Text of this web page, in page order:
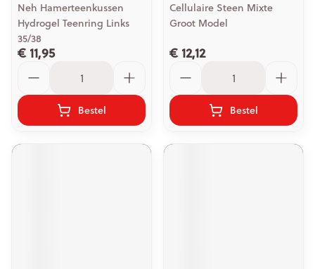
Neh Hamerteenkussen
Hydrogel Teenring Links
35/38
€ 11,95
Bestel
Cellulaire Steen Mixte
Groot Model
€ 12,12
Bestel